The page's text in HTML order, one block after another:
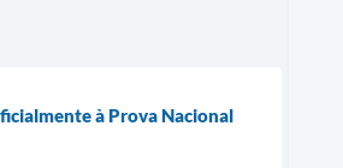
à Prova Nacional